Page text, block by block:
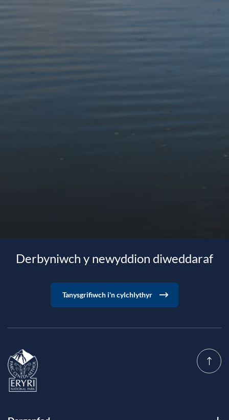
Derbyniwch y newyddion diweddaraf
Tanysgrifiwch i'n cylchlythyr